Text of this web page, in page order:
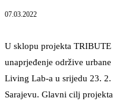
07.03.2022
U sklopu projekta
unaprjeđenje održive
Living Lab-a u srijedu 23.
Sarajevu. Glavni cilj